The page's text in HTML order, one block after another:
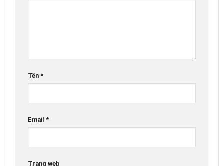
Tên *
Email *
Trang web